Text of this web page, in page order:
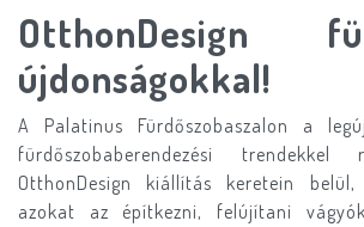
OtthonDesign
újdonságokkal!
A Palatinus Fürdőszobaszalon a
fürdőszobaberendezési
OtthonDesign kiállítás keretein
azokat az építkezni, felújítani